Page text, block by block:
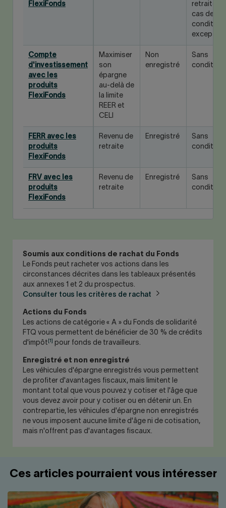
FlexiFonds
retraite,
cas de
Compte
d'investissement
avec les
produits
FlexiFonds
Maximiser
son
épargne
au-delà de
la limite
REER et
CELI
Non
enregistré
Sans
FERR avec les
produits
FlexiFonds
Revenu de
retraite
Enregistré
Sans
FRV avec les
produits
FlexiFonds
Revenu de
retraite
Enregistré
Sans
Soumis aux conditions de rachat du Fonds
Le Fonds peut racheter vos actions dans les
circonstances décrites dans les tableaux présentés
aux annexes 1 et 2 du prospectus.
Consulter tous les critères de rachat
Actions du Fonds
Les actions de catégorie « A » du Fonds de solidarité
FTQ vous permettent de bénéficier de 30 % de crédits
d'impôt
pour fonds de travailleurs.
Enregistré et non enregistré
Les véhicules d'épargne enregistrés vous permettent
de profiter d'avantages fiscaux, mais limitent le
montant total que vous pouvez y cotiser et l'âge que
vous devez avoir pour y cotiser ou en détenir un. En
contrepartie, les véhicules d'épargne non enregistrés
ne vous imposent aucune limite d'âge ni de cotisation,
mais n'offrent pas d'avantages fiscaux.
Ces articles pourraient vous intéresser